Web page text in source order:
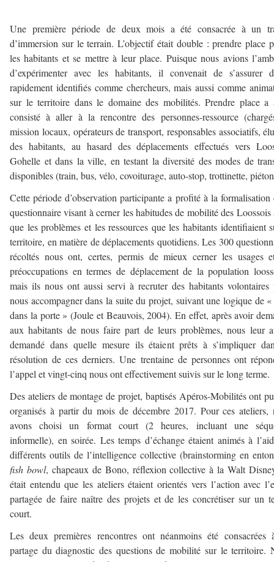
Une première période de deux mois a été consacrée à un
d’immersion sur le terrain. L’objectif était double : prendre place
les habitants et se mettre à leur place. Puisque nous avions
d’expérimenter avec les habitants, il convenait de s’assurer
rapidement identifiés comme chercheurs, mais aussi comme
sur le territoire dans le domaine des mobilités. Prendre place a
consisté à aller à la rencontre des personnes-ressource
mission locaux, opérateurs de transport, responsables associatifs,
des habitants, au hasard des déplacements effectués vers
Gohelle et dans la ville, en testant la diversité des modes de
disponibles (train, bus, vélo, covoiturage, auto-stop, trottinette,
Cette période d’observation participante a profité à la formalisation
questionnaire visant à cerner les habitudes de mobilité des Loossois
que les problèmes et les ressources que les habitants identifiaient
territoire, en matière de déplacements quotidiens. Les 300
récoltés nous ont, certes, permis de mieux cerner les usages
préoccupations en termes de déplacement de la population
mais ils nous ont aussi servi à recruter des habitants volontaires
nous accompagner dans la suite du projet, suivant une logique de
dans la porte » (Joule et Beauvois, 2004). En effet, après avoir
aux habitants de nous faire part de leurs problèmes, nous leur
demandé dans quelle mesure ils étaient prêts à s’impliquer
résolution de ces derniers. Une trentaine de personnes ont
l’appel et vingt-cinq nous ont effectivement suivis sur le long terme.
Des ateliers de montage de projet, baptisés Apéros-Mobilités ont
organisés à partir du mois de décembre 2017. Pour ces ateliers,
avons choisi un format court (2 heures, incluant une
informelle), en soirée. Les temps d’échange étaient animés à
différents outils de l’intelligence collective (brainstorming en
fish bowl, chapeaux de Bono, réflexion collective à la Walt
était entendu que les ateliers étaient orientés vers l’action avec
partagée de faire naître des projets et de les concrétiser sur un
court.
Les deux premières rencontres ont néanmoins été consacrées
partage du diagnostic des questions de mobilité sur le territoire.